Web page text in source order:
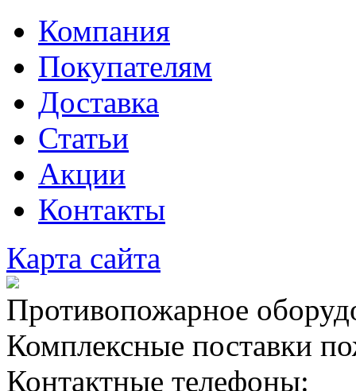
Компания
Покупателям
Доставка
Статьи
Акции
Контакты
Карта сайта
Противопожарное
Комплексные поставки
Контактные телефоны: